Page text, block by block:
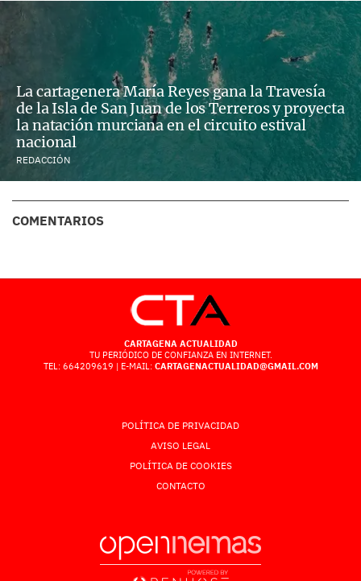
La cartagenera María Reyes gana la Travesía
de la Isla de San Juan de los Terreros y proyecta
la natación murciana en el circuito estival
nacional
REDACCIÓN
COMENTARIOS
CARTAGENA ACTUALIDAD
TU PERIÓDICO DE CONFIANZA EN INTERNET.
TEL: 664209619 | E-MAIL: CARTAGENACTUALIDAD@GMAIL.COM
POLÍTICA DE PRIVACIDAD
AVISO LEGAL
POLÍTICA DE COOKIES
CONTACTO